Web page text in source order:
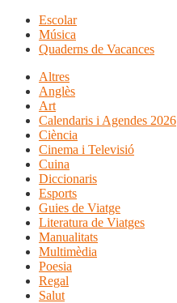
Escolar
Música
Quaderns de Vacances
Altres
Anglès
Art
Calendaris i Agendes 2026
Ciència
Cinema i Televisió
Cuina
Diccionaris
Esports
Guies de Viatge
Literatura de Viatges
Manualitats
Multimèdia
Poesia
Regal
Salut